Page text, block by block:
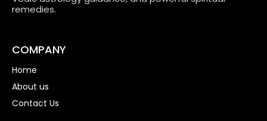
remedies.
COMPANY
Home
About us
Contact Us